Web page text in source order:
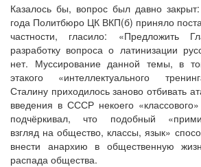
Казалось бы, вопрос был давно
года Политбюро ЦК ВКП(б) приняло
частности, гласило: «Предложить
разработку вопроса о латинизации
нет. Муссирование данной темы, в
этакого «интеллектуального
Сталину приходилось заново отбивать
введения в СССР некоего
подчёркивал, что подобный
взгляд на общество, классы, язык»
внести анархию в общественную
распада общества.